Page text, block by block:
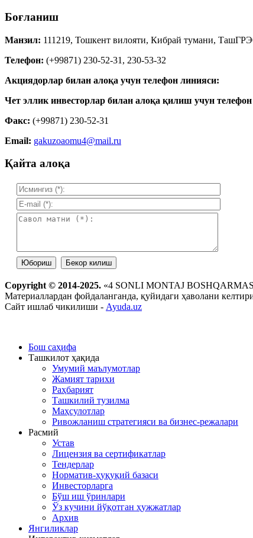
Боғланиш
Манзил: 111219, Тошкент вилояти, Кибрай тумани,
Телефон: (+99871) 230-52-31, 230-53-32
Акциядорлар билан алоқа учун телефон линияси:
Чет эллик инвесторлар билан алоқа қилиш учун
Факс: (+99871) 230-52-31
Email: gakuzoaomu4@mail.ru
Қайта алоқа
Copyright © 2014-2025. «4 SONLI MONTAJ
Материаллардан фойдаланганда, қуйидаги ҳаволани
Сайт ишлаб чикилиши - Ayuda.uz
Бош саҳифа
Ташкилот ҳақида
Умумий маълумотлар
Жамият тарихи
Раҳбарият
Ташкилий тузилма
Маҳсулотлар
Ривожланиш стратегияси ва бизнес-режалари
Расмий
Устав
Лицензия ва сертификатлар
Тендерлар
Норматив-ҳуқуқий базаси
Инвесторларга
Бўш иш ўринлари
Ўз кучини йўқотган ҳужжатлар
Архив
Янгиликлар